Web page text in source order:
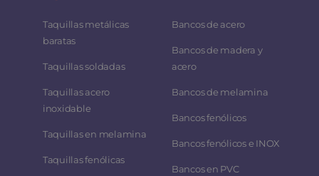
Taquillas metálicas
baratas
Taquillas soldadas
Taquillas acero
inoxidable
Taquillas en melamina
Taquillas fenólicas
Bancos de acero
Bancos de madera y
acero
Bancos de melamina
Bancos fenólicos
Bancos fenólicos e INOX
Bancos en PVC